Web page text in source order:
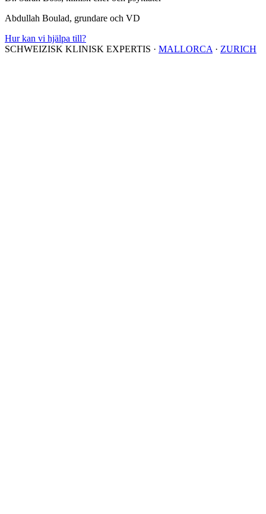
Abdullah Boulad, grundare och VD
Hur kan vi hjälpa till?
SCHWEIZISK KLINISK EXPERTIS · MALLORCA · ZURICH